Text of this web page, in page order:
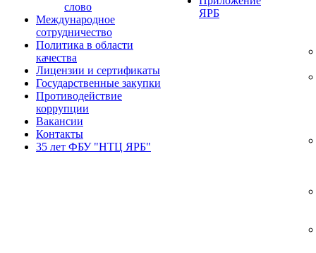
слово
Международное
сотрудничество
Политика в области
качества
Лицензии и сертификаты
Государственные закупки
Противодействие
коррупции
Вакансии
Контакты
35 лет ФБУ "НТЦ ЯРБ"
ЯРБ